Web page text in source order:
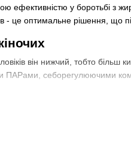
ефективністю у боротьбі з
це оптимальне рішення, що
він нижчий, тобто
ПАРами, себорегулюючими